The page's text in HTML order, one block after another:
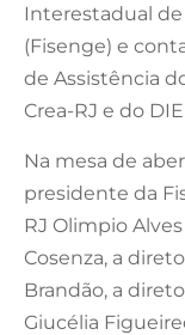
Interestadual
(Fisenge) e
de Assistência
Crea-RJ e do
Na mesa de
presidente da
RJ Olimpio
Cosenza, a
Brandão, a
Giucélia